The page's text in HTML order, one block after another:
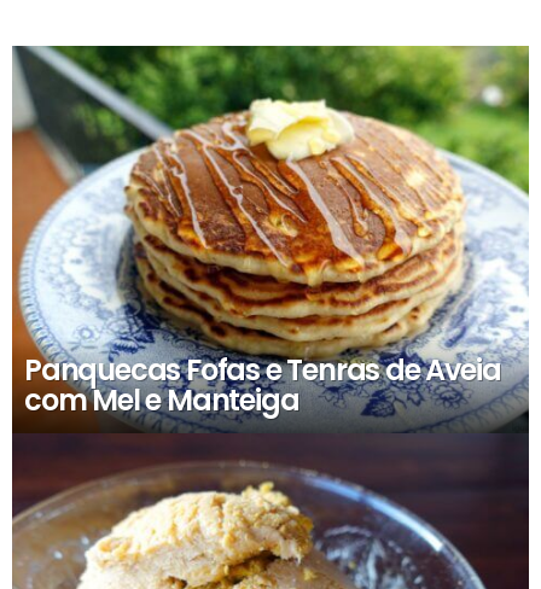
RECOMENDADOS
Panquecas Fofas e Tenras de Aveia
com Mel e Manteiga